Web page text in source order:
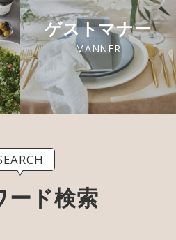
ゲストマナー
MANNER
ード検索